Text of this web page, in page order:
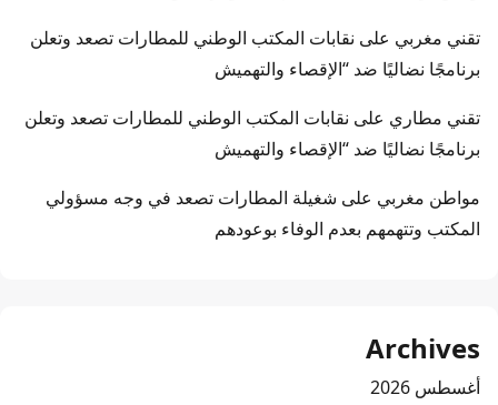
تقني مغربي على نقابات المكتب الوطني للمطارات تصعد وتعلن
برنامجًا نضاليًا ضد “الإقصاء والتهميش
تقني مطاري على نقابات المكتب الوطني للمطارات تصعد وتعلن
برنامجًا نضاليًا ضد “الإقصاء والتهميش
مواطن مغربي على شغيلة المطارات تصعد في وجه مسؤولي
المكتب وتتهمهم بعدم الوفاء بوعودهم
Archives
أغسطس 2026